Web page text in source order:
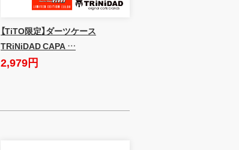
【TiTO限定】ダーツケース
TRiNiDAD CAPA …
2,979円